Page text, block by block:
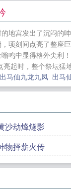
洲国时期日军
楼......所有诡
写天地法则的
战败神魔借人
九阴肋骨炼制
满都是套路 宗
系统是我小弟
别始乱终弃
地宫发出了沉闷
顷刻间点亮了整
鸣中显得格外尖
起时，整个祭坛
出马仙九龙九凤 出马
沙劫烽燧影
物择薪火传